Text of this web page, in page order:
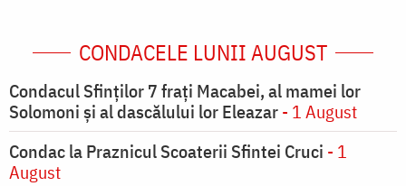
CONDACELE LUNII AUGUST
Condacul Sfinţilor 7 fraţi Macabei, al mamei lor
Solomoni şi al dascălului lor Eleazar- 1 August
Condac la Praznicul Scoaterii Sfintei Cruci - 1
August